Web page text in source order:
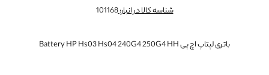
شناسه کالا در انبار:101168
باتری لپتاپ اچ پی Battery HP Hs03 Hs04 240G4 250G4 HH